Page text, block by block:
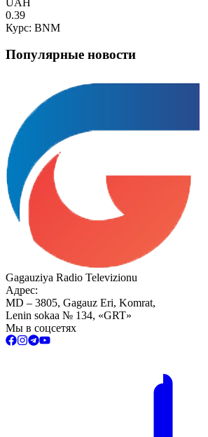
0.39
Курс: BNM
Популярные новости
Gagauziya Radio Televizionu
Адрес:
MD – 3805, Gagauz Eri, Komrat,
Lenin sokaa № 134, «GRT»
Мы в соцсетях